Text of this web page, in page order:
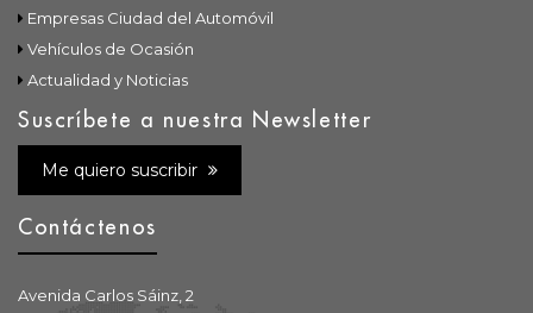
Empresas Ciudad del Automóvil
Vehículos de Ocasión
Actualidad y Noticias
Suscríbete a nuestra Newsletter
Me quiero suscribir
Contáctenos
Avenida Carlos Sáinz, 2